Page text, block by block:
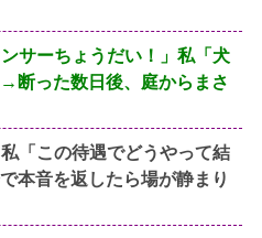
サーちょうだい！」私「犬
断った数日後、庭からまさ
「この待遇でどうやって結
本音を返したら場が静まり